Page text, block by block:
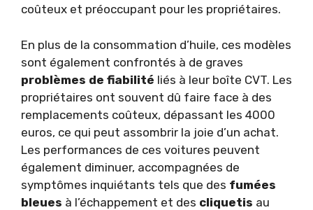
coûteux et préoccupant pour les propriétaires.
En plus de la consommation d’huile, ces modèles
sont également confrontés à de graves
problèmes de fiabilité liés à leur boîte CVT. Les
propriétaires ont souvent dû faire face à des
remplacements coûteux, dépassant les 4000
euros, ce qui peut assombrir la joie d’un achat.
Les performances de ces voitures peuvent
également diminuer, accompagnées de
symptômes inquiétants tels que des fumées
bleues à l’échappement et des cliquetis au